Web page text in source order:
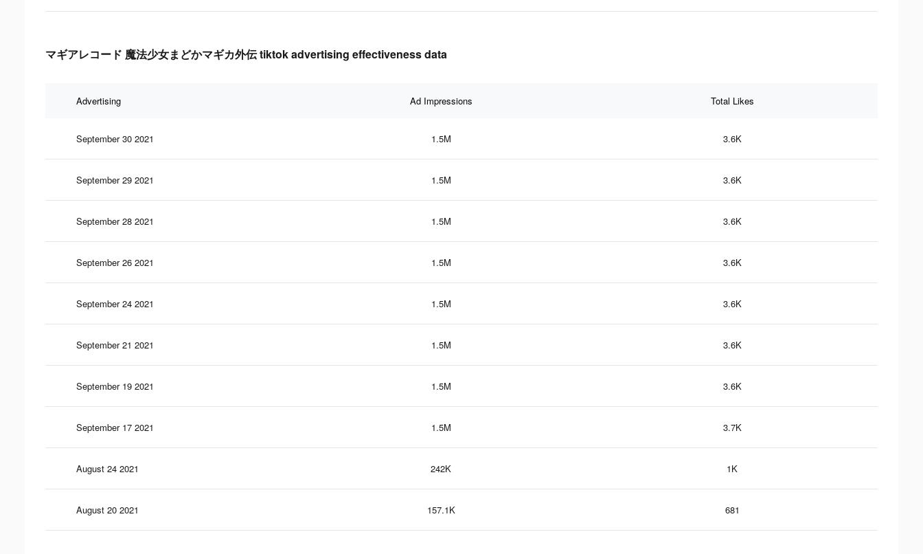
マギアレコード 魔法少女まどかマギカ外伝 tiktok advertising effectiveness data
Advertising Ad Impressions Total Likes
September 30 2021 1.5M 3.6K
September 29 2021 1.5M 3.6K
September 28 2021 1.5M 3.6K
September 26 2021 1.5M 3.6K
September 24 2021 1.5M 3.6K
September 21 2021 1.5M 3.6K
September 19 2021 1.5M 3.6K
September 17 2021 1.5M 3.7K
August 24 2021 242K 1K
August 20 2021 157.1K 681